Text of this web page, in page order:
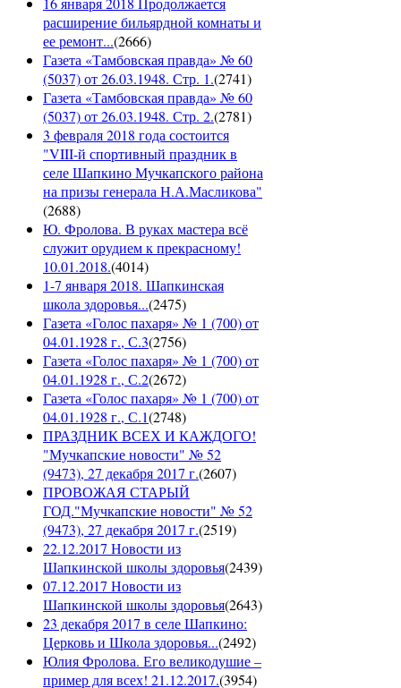
расширение бильярдной комнаты и
ее ремонт...(2666)
Газета «Тамбовская правда» № 60
(5037) от 26.03.1948. Стр. 1.(2741)
Газета «Тамбовская правда» № 60
(5037) от 26.03.1948. Стр. 2.(2781)
3 февраля 2018 года состоится
"VIII-й спортивный праздник в
селе Шапкино Мучкапского района
на призы генерала Н.А.Масликова"
(2688)
Ю. Фролова. В руках мастера всё
служит орудием к прекрасному!
10.01.2018.(4014)
1-7 января 2018. Шапкинская
школа здоровья...(2475)
Газета «Голос пахаря» № 1 (700) от
04.01.1928 г., С.3(2756)
Газета «Голос пахаря» № 1 (700) от
04.01.1928 г., С.2(2672)
Газета «Голос пахаря» № 1 (700) от
04.01.1928 г., С.1(2748)
ПРАЗДНИК ВСЕХ И КАЖДОГО!
"Мучкапские новости" № 52
(9473), 27 декабря 2017 г.(2607)
ПРОВОЖАЯ СТАРЫЙ
ГОД."Мучкапские новости" № 52
(9473), 27 декабря 2017 г.(2519)
22.12.2017 Новости из
Шапкинской школы здоровья(2439)
07.12.2017 Новости из
Шапкинской школы здоровья(2643)
23 декабря 2017 в селе Шапкино:
Церковь и Школа здоровья...(2492)
Юлия Фролова. Его великодушие –
пример для всех! 21.12.2017.(3954)